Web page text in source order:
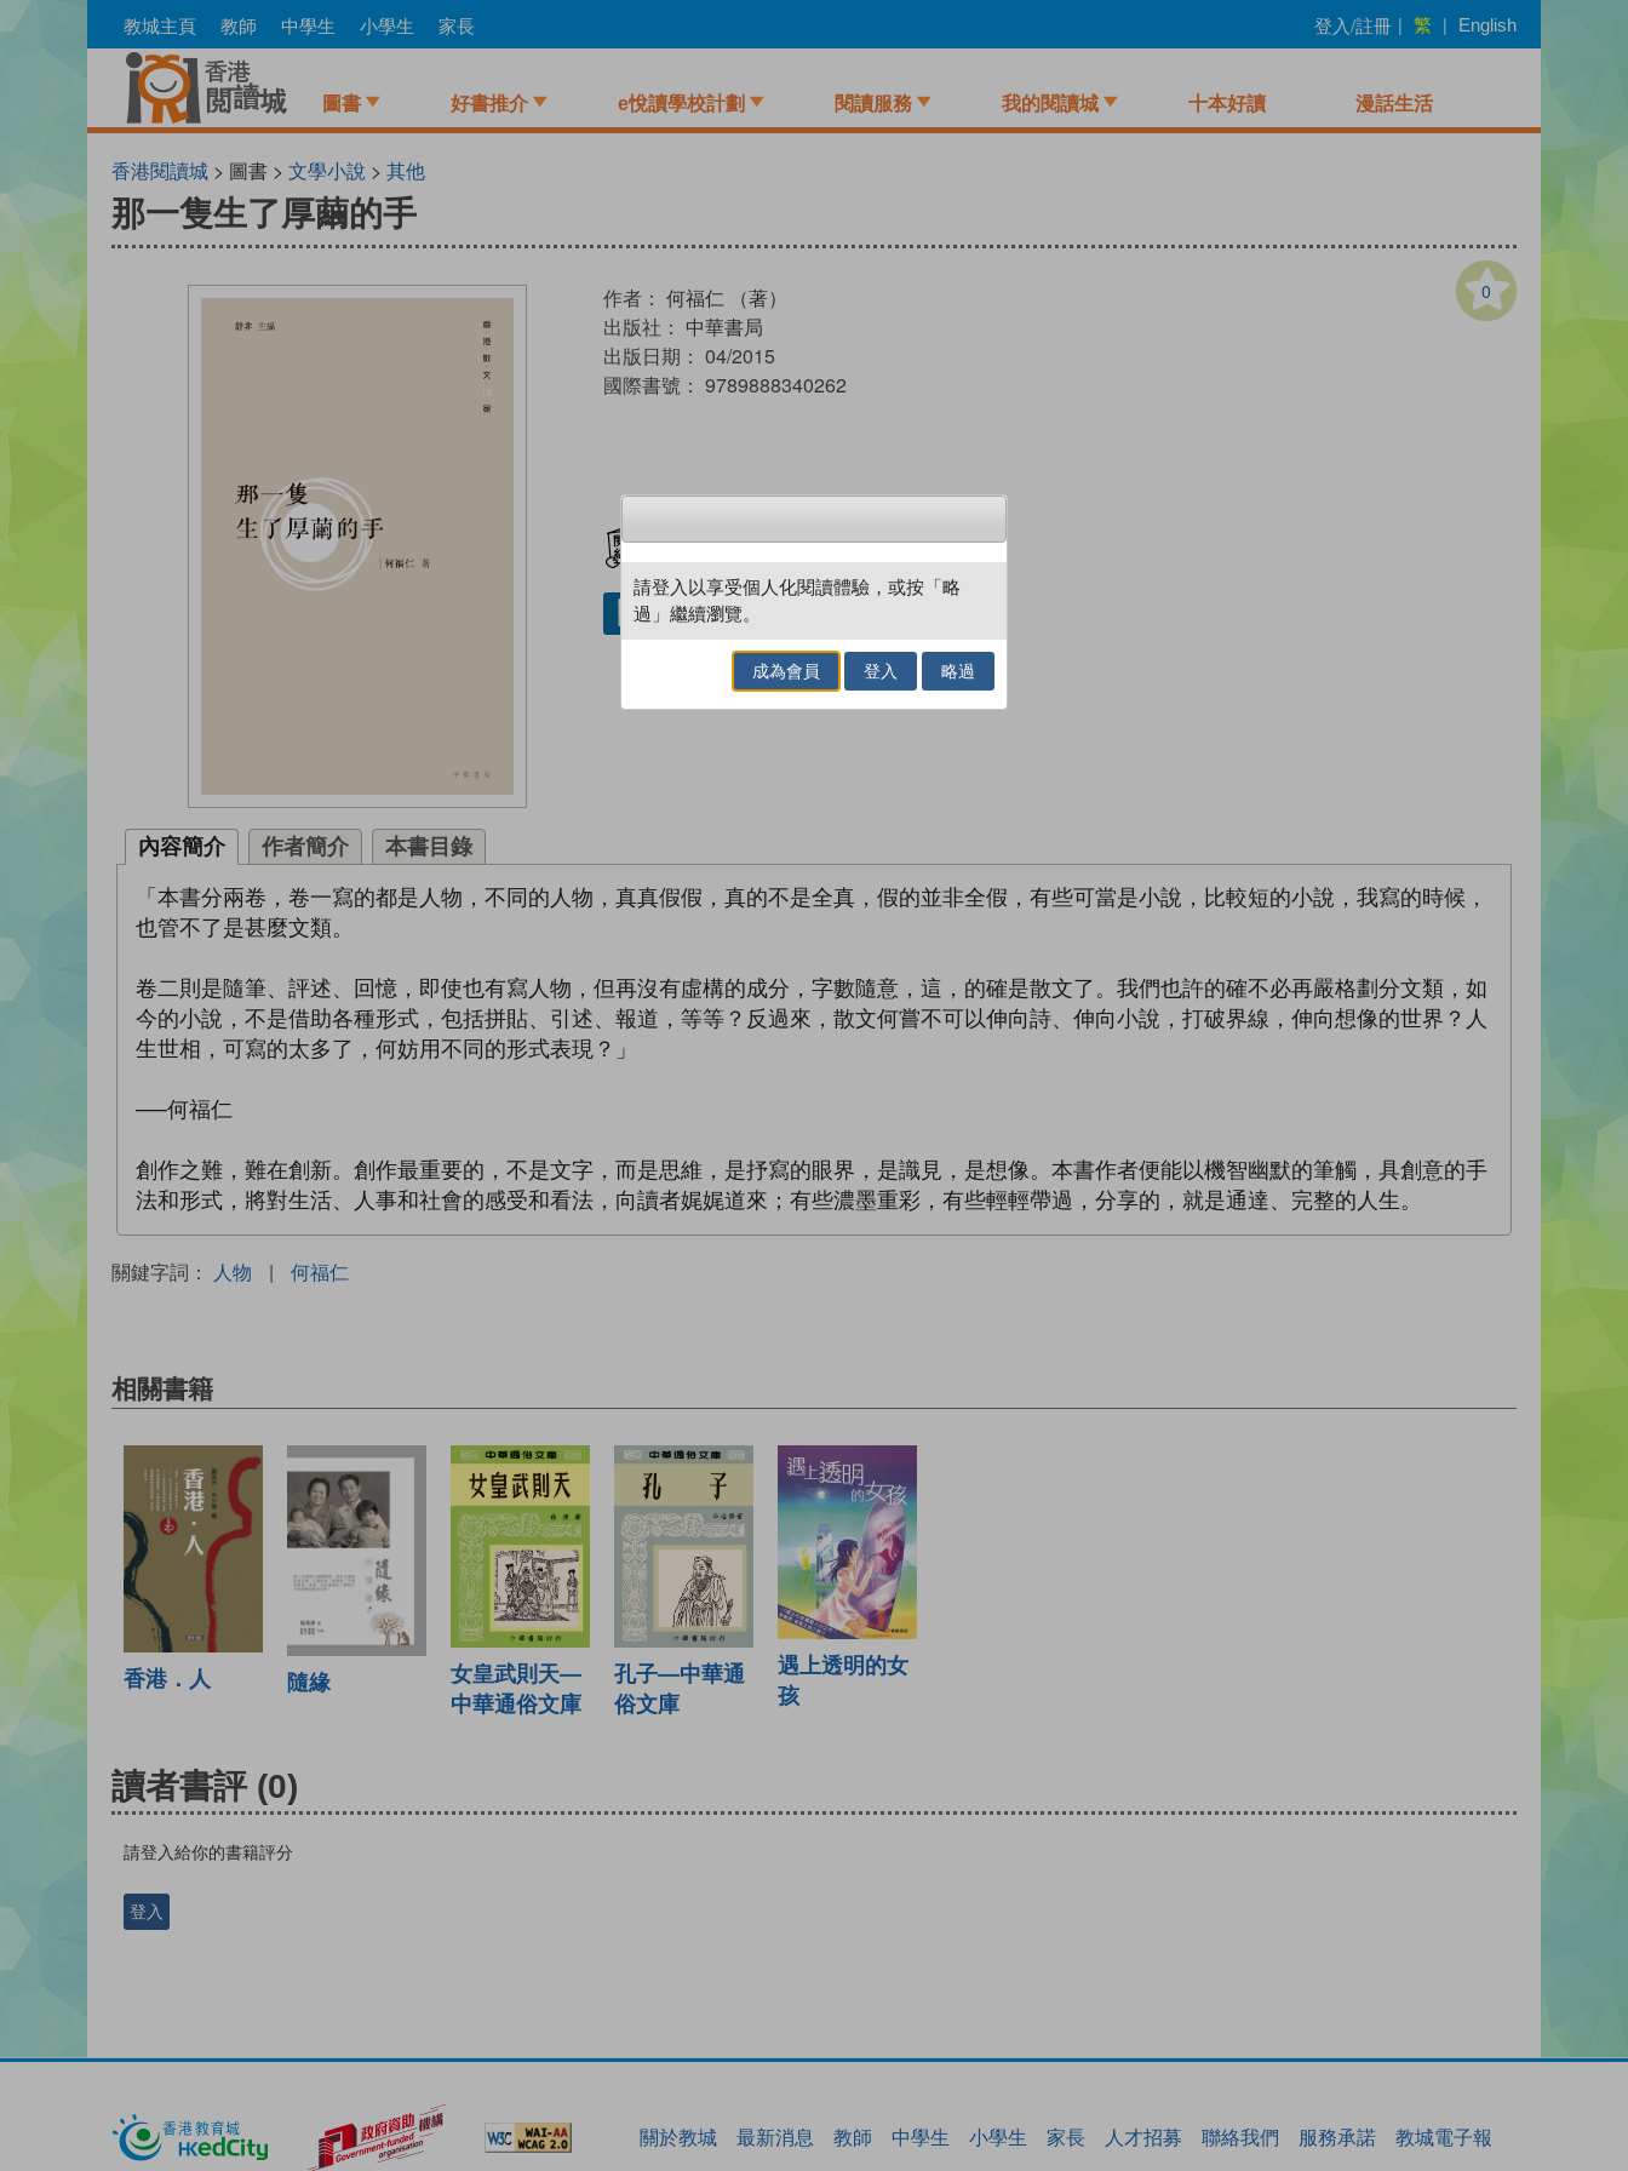
to
教城主頁 教師 中學生 小學生 家長 登入/註冊 | 繁 | English
圖書 好書推介 e悅讀學校計劃 閱讀服務 我的閱讀城 十本好讀 漫話生活
香港閱讀城 > 圖書 > 文學小說 > 其他
那一隻生了厚繭的手
0
作者： 何福仁 （著）
出版社： 中華書局
出版日期： 04/2015
國際書號： 9789888340262
借閱實體書
內容簡介 作者簡介 本書目錄
「本書分兩卷，卷一寫的都是人物，不同的人物，真真假假，真的不是全真，假的並非全假，有些可當是小說，比較短的小說，我寫的時候，
也管不了是甚麼文類。
卷二則是隨筆、評述、回憶，即使也有寫人物，但再沒有虛構的成分，字數隨意，這，的確是散文了。我們也許的確不必再嚴格劃分文類，如
今的小說，不是借助各種形式，包括拼貼、引述、報道，等等？反過來，散文何嘗不可以伸向詩、伸向小說，打破界線，伸向想像的世界？人
生世相，可寫的太多了，何妨用不同的形式表現？」
──何福仁
創作之難，難在創新。創作最重要的，不是文字，而是思維，是抒寫的眼界，是識見，是想像。本書作者便能以機智幽默的筆觸，具創意的手
法和形式，將對生活、人事和社會的感受和看法，向讀者娓娓道來；有些濃墨重彩，有些輕輕帶過，分享的，就是通達、完整的人生。
關鍵字詞： 人物 | 何福仁
相關書籍
香港．人 隨緣
女皇武則天—
中華通俗文庫
孔子—中華通
俗文庫
遇上透明的女
孩
讀者書評 (0)
請登入給你的書籍評分
登入
關於教城 最新消息 教師 中學生 小學生 家長 人才招募 聯絡我們 服務承諾 教城電子報
請登入以享受個人化閱讀體驗，或按「略
過」繼續瀏覽。
成為會員 登入 略過